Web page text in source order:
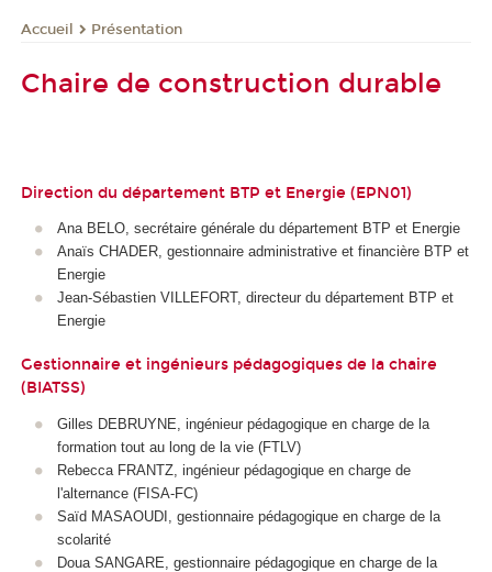
Accueil Présentation
Chaire de construction durable
Direction du département BTP et Energie (EPN01)
Ana BELO, secrétaire générale du département BTP et Energie
Anaïs CHADER, gestionnaire administrative et financière BTP et
Energie
Jean-Sébastien VILLEFORT, directeur du département BTP et
Energie
Gestionnaire et ingénieurs pédagogiques de la chaire
(BIATSS)
Gilles DEBRUYNE, ingénieur pédagogique en charge de la
formation tout au long de la vie (FTLV)
Rebecca FRANTZ, ingénieur pédagogique en charge de
l'alternance(FISA-FC)
Saïd MASAOUDI, gestionnaire pédagogique en charge de la
scolarité
Doua SANGARE, gestionnaire pédagogique en charge de la